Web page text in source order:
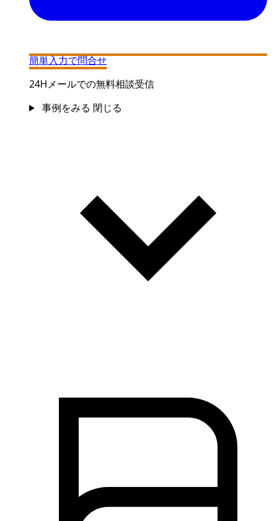
簡単入力で問合せ
24Hメールでの無料相談受信
事例をみる 閉じる